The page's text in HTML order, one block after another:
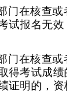
在核查或
试报名无
在核查或
得考试成
证明的，